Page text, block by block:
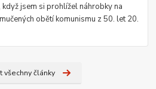
jsem si prohlížel náhrobky na
obětí komunismu z 50. let 20.
všechny články